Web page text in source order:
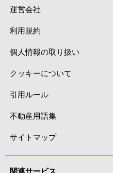
運営会社
利用規約
個人情報の取り扱い
クッキーについて
引用ルール
不動産用語集
サイトマップ